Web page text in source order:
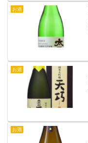
お酒
お酒
お酒